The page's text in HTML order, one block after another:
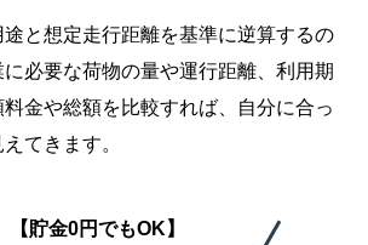
と想定走行距離を基準に逆算するの
必要な荷物の量や運行距離、利用期
金や総額を比較すれば、自分に合っ
てきます。
【貯金0円でもOK】